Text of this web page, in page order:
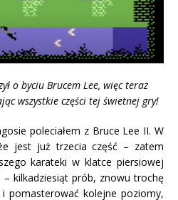
o byciu Brucem Lee, więc teraz
wszystkie części tej świetnej gry!
poleciałem z Bruce Lee II. W
jest już trzecia część – zatem
karateki w klatce piersiowej
kilkadziesiąt prób, znowu trochę
i pomasterować kolejne poziomy,